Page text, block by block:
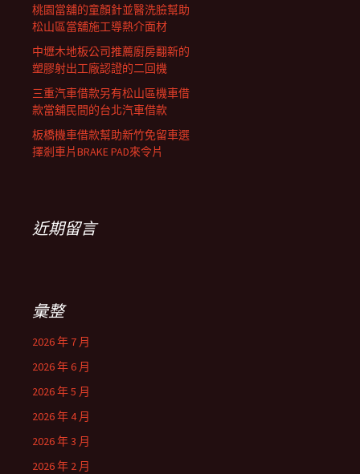
桃園當舖的童顏針並醫洗臉幫助
松山區當舖施工導熱介面材
中壢木地板公司推薦廚房翻新的
塑膠射出工廠認證的二回機
三重汽車借款另有松山區機車借
款當舖民間的台北汽車借款
板橋機車借款幫助新竹免留車選
擇剎車片BRAKE PAD來令片
近期留言
彙整
2026 年 7 月
2026 年 6 月
2026 年 5 月
2026 年 4 月
2026 年 3 月
2026 年 2 月